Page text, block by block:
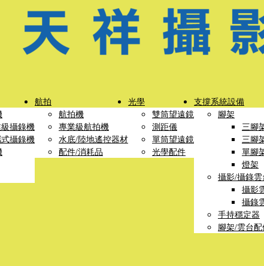
攝錄機
攝錄機
航拍
航拍機
專業級航拍機
水底/陸地遙控器材
配件/消耗品
光學
雙筒望遠鏡
測距儀
單筒望遠鏡
光學配件
支撐系統設備
腳架
三腳
三腳
單腳
燈架
攝影/攝錄雲
攝影
攝錄
手持穩定器
腳架/雲台配